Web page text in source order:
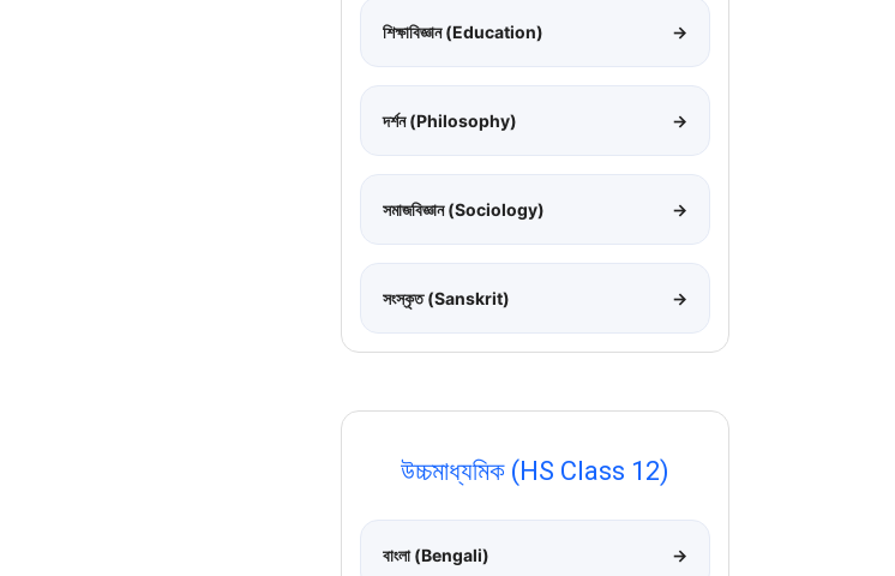
শিক্ষাবিজ্ঞান (Education) →
দর্শন (Philosophy) →
সমাজবিজ্ঞান (Sociology) →
সংস্কৃত (Sanskrit) →
উচ্চমাধ্যমিক (HS Class 12)
বাংলা (Bengali) →